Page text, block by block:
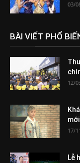
03/
BÀI VIẾT PHỔ
12/
17/
Lễ